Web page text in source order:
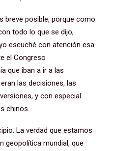
breve posible, porque como
todo lo que se dijo,
escuché con atención esa
el Congreso
que iban a ir a las
las decisiones, las
y con especial
chinos.
La verdad que estamos
geopolítica mundial, que